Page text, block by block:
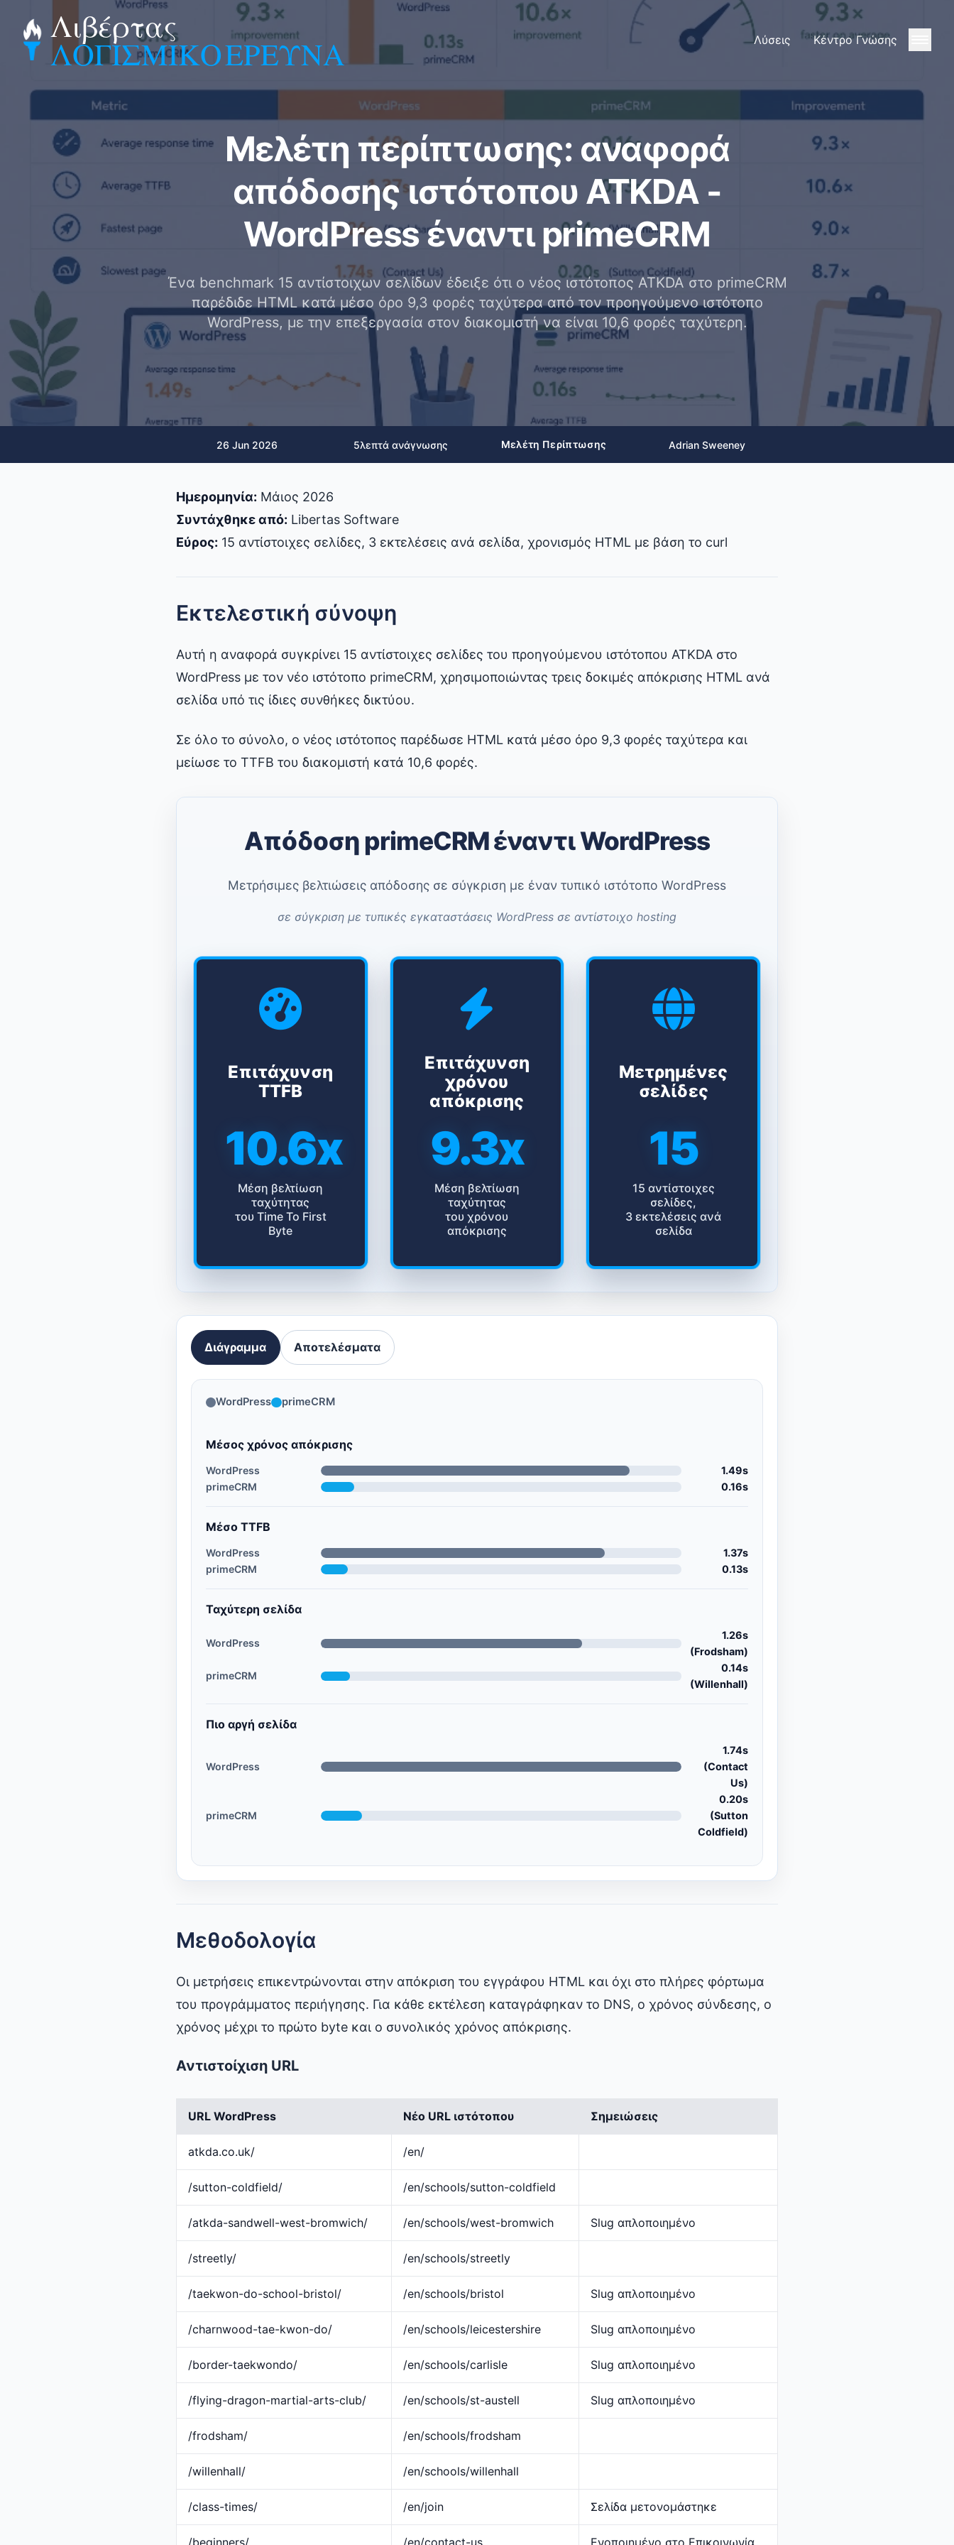
Λιβέρτας
ΛΟΓΙΣΜΙΚΟΕΡΕΥΝΑ Λύσεις Κέντρο Γνώσης
Μελέτη περίπτωσης: αναφορά
απόδοσης ιστότοπου ATKDA -
WordPress έναντι primeCRM
Ένα benchmark 15 αντίστοιχων σελίδων έδειξε ότι ο νέος ιστότοπος ATKDA στο primeCRM
παρέδιδε HTML κατά μέσο όρο 9,3 φορές ταχύτερα από τον προηγούμενο ιστότοπο
WordPress, με την επεξεργασία στον διακομιστή να είναι 10,6 φορές ταχύτερη.
26 Jun 2026 5λεπτά ανάγνωσης Μελέτη Περίπτωσης Adrian Sweeney
Ημερομηνία: Μάιος 2026
Συντάχθηκε από: Libertas Software
Εύρος: 15 αντίστοιχες σελίδες, 3 εκτελέσεις ανά σελίδα, χρονισμός HTML με βάση το curl
Εκτελεστική σύνοψη
Αυτή η αναφορά συγκρίνει 15 αντίστοιχες σελίδες του προηγούμενου ιστότοπου ATKDA στο
WordPress με τον νέο ιστότοπο primeCRM, χρησιμοποιώντας τρεις δοκιμές απόκρισης HTML ανά
σελίδα υπό τις ίδιες συνθήκες δικτύου.
Σε όλο το σύνολο, ο νέος ιστότοπος παρέδωσε HTML κατά μέσο όρο 9,3 φορές ταχύτερα και
μείωσε το TTFB του διακομιστή κατά 10,6 φορές.
Απόδοση primeCRM έναντι WordPress
Μετρήσιμες βελτιώσεις απόδοσης σε σύγκριση με έναν τυπικό ιστότοπο WordPress
σε σύγκριση με τυπικές εγκαταστάσεις WordPress σε αντίστοιχο hosting
Επιτάχυνση
TTFB
10.6x
Μέση βελτίωση
ταχύτητας
του Time To First
Byte
Επιτάχυνση
χρόνου
απόκρισης
9.3x
Μέση βελτίωση
ταχύτητας
του χρόνου
απόκρισης
Μετρημένες
σελίδες
15
15 αντίστοιχες
σελίδες,
3 εκτελέσεις ανά
σελίδα
Διάγραμμα Αποτελέσματα
WordPress primeCRM
Μέσος χρόνος απόκρισης
WordPress
1.49s
primeCRM
0.16s
Μέσο TTFB
WordPress
1.37s
primeCRM
0.13s
Ταχύτερη σελίδα
WordPress
1.26s
(Frodsham)
primeCRM
0.14s
(Willenhall)
Πιο αργή σελίδα
WordPress
1.74s
(Contact
Us)
primeCRM
0.20s
(Sutton
Coldfield)
Μεθοδολογία
Οι μετρήσεις επικεντρώνονται στην απόκριση του εγγράφου HTML και όχι στο πλήρες φόρτωμα
του προγράμματος περιήγησης. Για κάθε εκτέλεση καταγράφηκαν το DNS, ο χρόνος σύνδεσης, ο
χρόνος μέχρι το πρώτο byte και ο συνολικός χρόνος απόκρισης.
Αντιστοίχιση URL
URL WordPress Νέο URL ιστότοπου Σημειώσεις
atkda.co.uk/ /en/
/sutton-coldfield/ /en/schools/sutton-coldfield
/atkda-sandwell-west-bromwich/ /en/schools/west-bromwich Slug απλοποιημένο
/streetly/ /en/schools/streetly
/taekwon-do-school-bristol/ /en/schools/bristol Slug απλοποιημένο
/charnwood-tae-kwon-do/ /en/schools/leicestershire Slug απλοποιημένο
/border-taekwondo/ /en/schools/carlisle Slug απλοποιημένο
/flying-dragon-martial-arts-club/ /en/schools/st-austell Slug απλοποιημένο
/frodsham/ /en/schools/frodsham
/willenhall/ /en/schools/willenhall
/class-times/ /en/join Σελίδα μετονομάστηκε